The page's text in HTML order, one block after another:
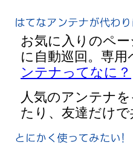
お気に入りのペ
に自動巡回。専
ンテナってなに？
人気のアンテナ
たり、友達だけ